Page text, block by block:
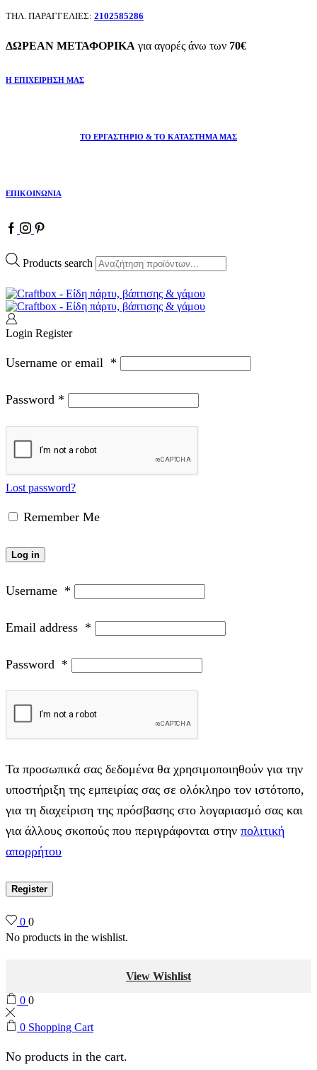
ΤΗΛ. ΠΑΡΑΓΓΕΛΙΕΣ: 2102585286
ΔΩΡΕΑΝ ΜΕΤΑΦΟΡΙΚΑ για αγορές άνω των 70€
Η ΕΠΙΧΕΙΡΗΣΗ ΜΑΣ
ΤΟ ΕΡΓΑΣΤΗΡΙΟ & ΤΟ ΚΑΤΑΣΤΗΜΑ ΜΑΣ
ΕΠΙΚΟΙΝΩΝΙΑ
Products search
Login Register
Username or email *
Password *
Lost password?
Remember Me
Log in
Username *
Email address *
Password *
Τα προσωπικά σας δεδομένα θα χρησιμοποιηθούν για την
υποστήριξη της εμπειρίας σας σε ολόκληρο τον ιστότοπο,
για τη διαχείριση της πρόσβασης στο λογαριασμό σας και
για άλλους σκοπούς που περιγράφονται στην πολιτική
απορρήτου
Register
0 0
No products in the wishlist.
View Wishlist
0 0
0 Shopping Cart
No products in the cart.